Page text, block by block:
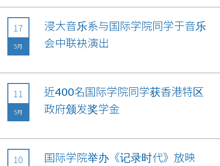
17
5月
浸大音乐系与国际学院同学于音乐
会中联袂演出
11
5月
近400名国际学院同学获香港特区
政府颁发奖学金
10
国际学院举办《记录时代》放映